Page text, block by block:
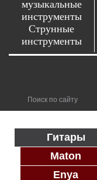
Струнные
инструменты
Гитары
Maton
Enya